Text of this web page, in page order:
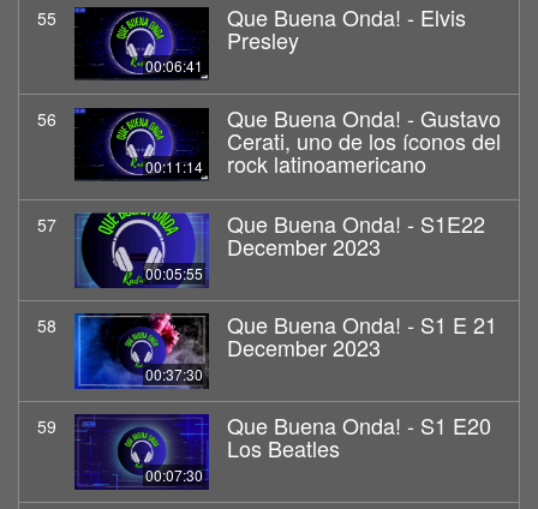
55
00:06:41
Que Buena Onda! - Elvis
Presley
56
00:11:14
Que Buena Onda! - Gustavo
Cerati, uno de los íconos del
rock latinoamericano
57
00:05:55
Que Buena Onda! - S1E22
December 2023
58
00:37:30
Que Buena Onda! - S1 E 21
December 2023
59
00:07:30
Que Buena Onda! - S1 E20
Los Beatles